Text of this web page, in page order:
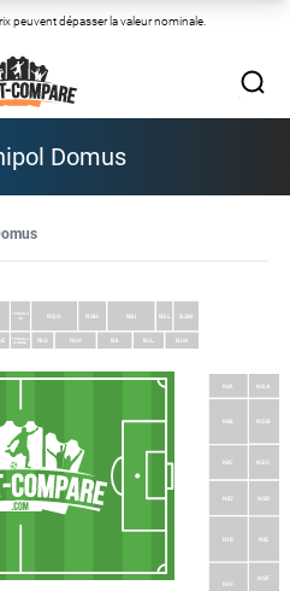
peuvent dépasser la valeur nominale.
Domus
VIP RSG RSH BSI BSL BSM
RIG RIH BIL BIM
TRIBUNA
ONORE
NIA
NIB
NIC
NID
NIE
NIF
NSA
NSB
NSC
NSD
NIE
NSF